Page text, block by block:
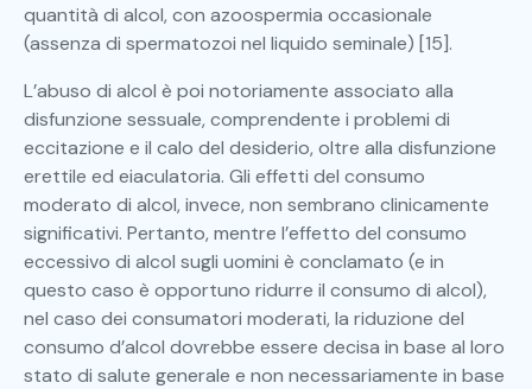
quantità di alcol, con azoospermia occasionale
(assenza di spermatozoi nel liquido seminale) [15].
L’abuso di alcol è poi notoriamente associato alla
disfunzione sessuale, comprendente i problemi di
eccitazione e il calo del desiderio, oltre alla disfunzione
erettile ed eiaculatoria. Gli effetti del consumo
moderato di alcol, invece, non sembrano clinicamente
significativi. Pertanto, mentre l’effetto del consumo
eccessivo di alcol sugli uomini è conclamato (e in
questo caso è opportuno ridurre il consumo di alcol),
nel caso dei consumatori moderati, la riduzione del
consumo d’alcol dovrebbe essere decisa in base al loro
stato di salute generale e non necessariamente in base